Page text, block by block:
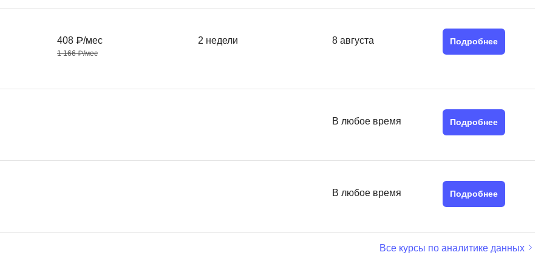
408 ₽/мес
1 166 ₽/мес
2 недели 8 августа Подробнее
В любое время Подробнее
В любое время Подробнее
Все курсы по аналитике данных